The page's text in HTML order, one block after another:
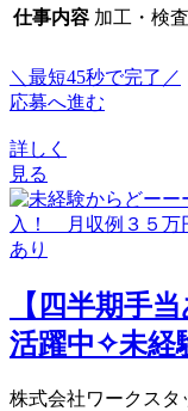
仕事内容 加工・検
＼最短45秒で完了／
応募へ進む
詳しく
見る
【四半期手
活躍中✧未経
株式会社ワークスタ